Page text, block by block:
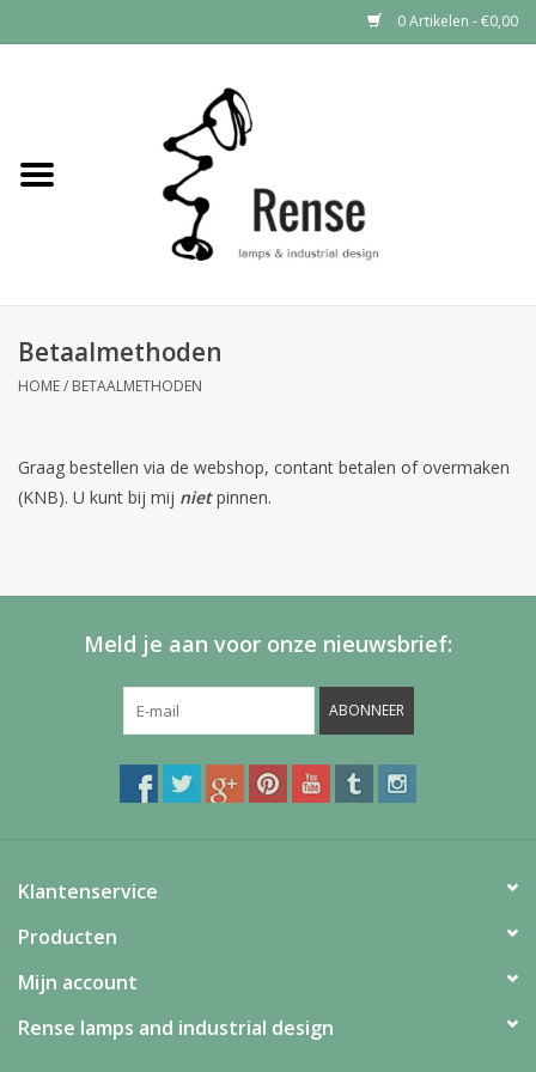
0 Artikelen - €0,00
Industrial lamps
Betaalmethoden
HOME/ BETAALMETHODEN
Graag bestellen via de webshop, contant betalen of overmaken
(KNB). U kunt bij mij nietpinnen.
Meld je aan voor onze nieuwsbrief:
ABONNEER
Klantenservice
Producten
Mijn account
Rense lamps and industrial design